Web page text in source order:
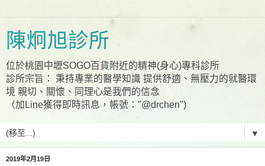
陳炯旭診所
位於桃園中壢SOGO百貨附近的精神(身心)專科診所
診所宗旨： 秉持專業的醫學知識 提供舒適、無壓力的就醫環
境 親切、關懷、同理心是我們的信念
（加Line獲得即時訊息，帳號："@drchen")
▼
2019年2月19日